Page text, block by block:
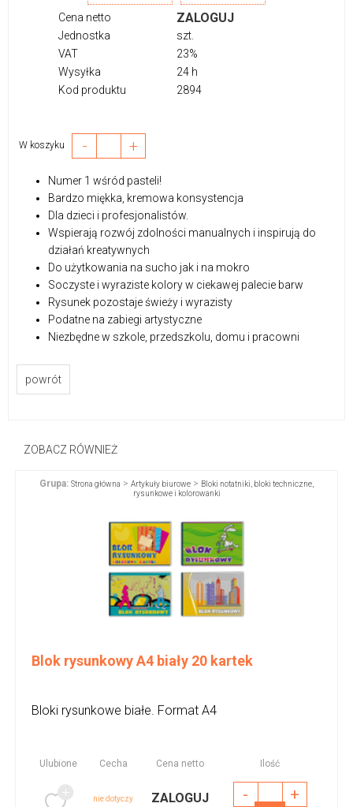
Cena netto ZALOGUJ
Jednostka
szt.
VAT
23%
Wysyłka
24 h
Kod produktu
2894
W koszyku - +
Numer 1 wśród pasteli!
Bardzo miękka, kremowa konsystencja
Dla dzieci i profesjonalistów.
Wspierają rozwój zdolności manualnych i inspirują do
działań kreatywnych
Do użytkowania na sucho jak i na mokro
Soczyste i wyraziste kolory w ciekawej palecie barw
Rysunek pozostaje świeży i wyrazisty
Podatne na zabiegi artystyczne
Niezbędne w szkole, przedszkolu, domu i pracowni
powrót
ZOBACZ RÓWNIEŻ
Grupa: Strona główna > Artykuły biurowe > Bloki notatniki, bloki techniczne,
rysunkowe i kolorowanki
Blok rysunkowy A4 biały 20 kartek
Bloki rysunkowe białe. Format A4
Ulubione Cecha Cena netto Ilość
nie dotyczy ZALOGUJ - +